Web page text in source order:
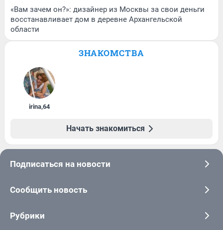
«Вам зачем он?»: дизайнер из Москвы за свои деньги
восстанавливает дом в деревне Архангельской
области
ЗНАКОМСТВА
irina,64
Начать знакомиться
Подписаться на новости
Сообщить новость
Рубрики